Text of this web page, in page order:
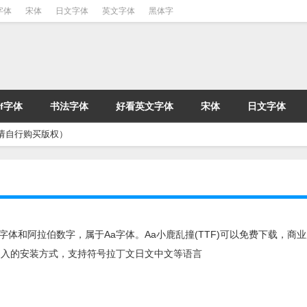
体 宋体 日文字体 英文字体 黑体字
字体 书法字体 好看英文字体 宋体 日文字体
行购买版权）
和阿拉伯数字，属于Aa字体。Aa小鹿乱撞(TTF)可以免费下载，商
的安装方式，支持符号拉丁文日文中文等语言